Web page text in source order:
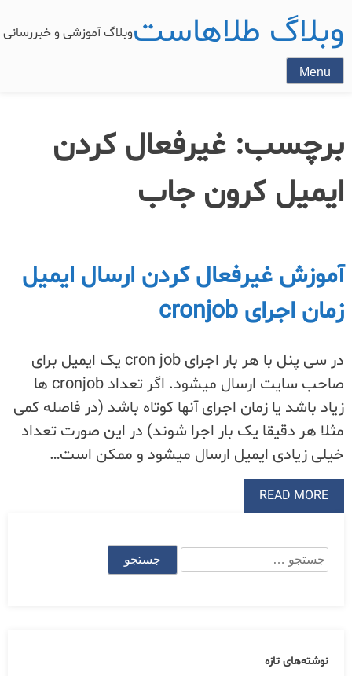
وبلاگ طلاهاستوبلاگ آموزشی و
Menu
برچسب: غیرفعال کردن
ایمیل کرون جاب
آموزش غیرفعال کردن ارسال ایمیل
زمان اجرای cronjob
در سی پنل با هر بار اجرای cron job یک ایمیل برای
صاحب سایت ارسال میشود. اگر تعداد cronjob ها
زیاد باشد یا زمان اجرای آنها کوتاه باشد (در فاصله کمی
مثلا هر دقیقا یک بار اجرا شوند) در این صورت تعداد
خیلی زیادی ایمیل ارسال میشود و ممکن است…
READ MORE
جستجو
برای:
نوشته‌های تازه